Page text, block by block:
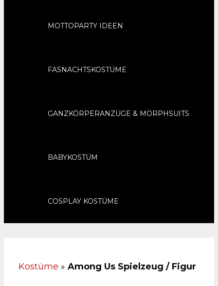
MOTTOPARTY IDEEN
FASNACHTSKOSTÜME
GANZKÖRPERANZÜGE & MORPHSUITS
BABYKOSTÜM
COSPLAY KOSTÜME
Kostüme » Among Us Spielzeug / Figur